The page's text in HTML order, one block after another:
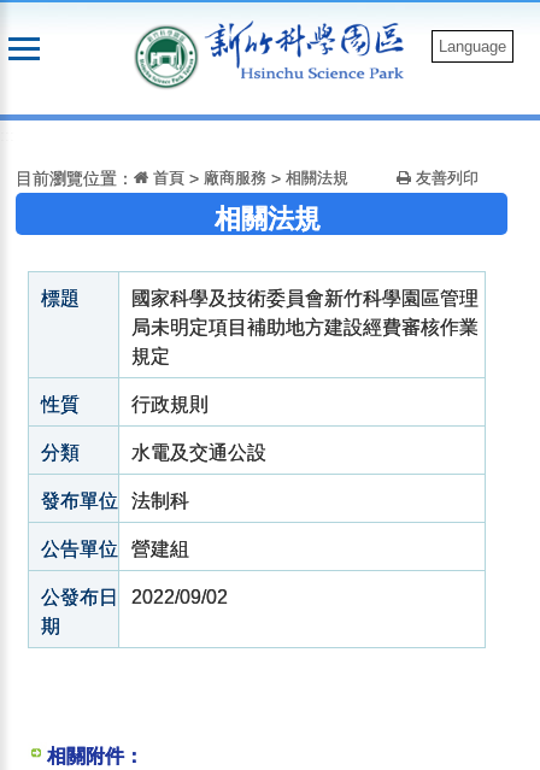
到
Language
目前瀏覽位置： 首頁 > 廠商服務 >相關法規 友善列印
相關法規
標題
國家科學及技術委員會新竹科學園區管理
局未明定項目補助地方建設經費審核作業
規定
性質 行政規則
分類 水電及交通公設
發布單位 法制科
公告單位 營建組
公發布日
期
2022/09/02
相關附件：